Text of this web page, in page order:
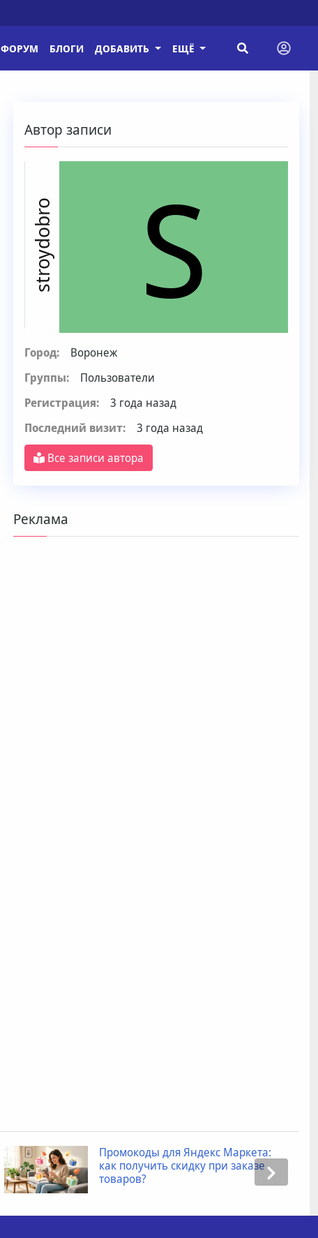
ФОРУМ БЛОГИ ДОБАВИТЬ ЕЩЁ
Автор записи
stroydobro S
Город:
Воронеж
Группы:
Пользователи
Регистрация:
3 года назад
Последний визит:
3 года назад
Все записи автора
Реклама
Промокоды для Яндекс Маркета:
как получить скидку при заказе
товаров?